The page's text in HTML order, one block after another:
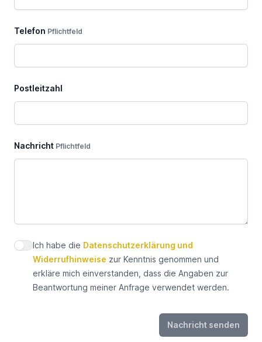
Telefon Pflichtfeld
Postleitzahl
Nachricht Pflichtfeld
Datenschutz zustimmen
Ich habe die Datenschutzerklärung und
Widerrufhinweise zur Kenntnis genommen und
erkläre mich einverstanden, dass die Angaben zur
Beantwortung meiner Anfrage verwendet werden.